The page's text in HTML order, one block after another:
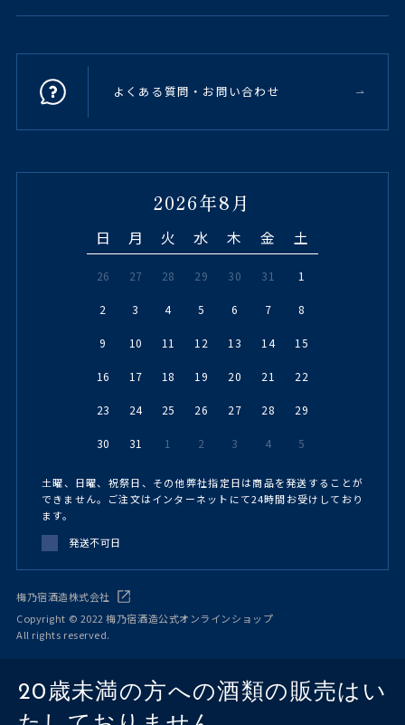
よくある質問・お問い合わせ
2026年8月
日 月 火 水 木 金 土
26 27 28 29 30 31 1
2 3 4 5 6 7 8
9 10 11 12 13 14 15
16 17 18 19 20 21 22
23 24 25 26 27 28 29
30 31 1 2 3 4 5
土曜、日曜、祝祭日、その他弊社指定日は商品を発送することが
できません。ご注文はインターネットにて24時間お受けしており
ます。
発送不可日
梅乃宿酒造株式会社
Copyright © 2022 梅乃宿酒造公式オンラインショップ
All rights reserved.
20歳未満の方への酒類の販売はい